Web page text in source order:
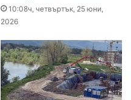
10:08ч, четвъртък, 25 юни,
2026